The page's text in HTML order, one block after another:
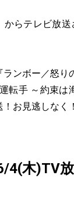
らテレビ放
ンボー／怒
転手 ～約束
お見逃しなく！
4(木)TV